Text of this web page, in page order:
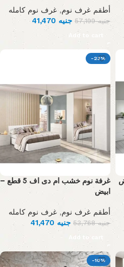
أطقم غرف نوم,غرف نوم كامله
جنيه57,199 جنيه41,470
Add to cart
-23%
غرفة نوم خشب ام دى اف 5 قطع –
ابيض
أطقم غرف نوم,غرف نوم كامله
جنيه53,768 جنيه
Add to cart
-10%